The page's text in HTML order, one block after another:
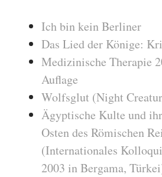
Ich bin kein Berliner
Das Lied der Könige:
Medizinische Therapie
Auflage
Wolfsglut (Night
Ägyptische Kulte und
Osten des Römischen
(Internationales
2003 in Bergama,